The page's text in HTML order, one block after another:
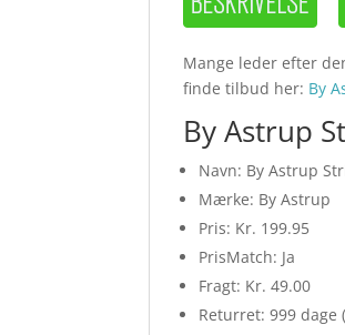
Mange leder efter
finde tilbud her: By
By Astrup
Navn: By Astrup
Mærke: By Astrup
Pris: Kr. 199.95
PrisMatch: Ja
Fragt: Kr. 49.00
Returret: 999 dage